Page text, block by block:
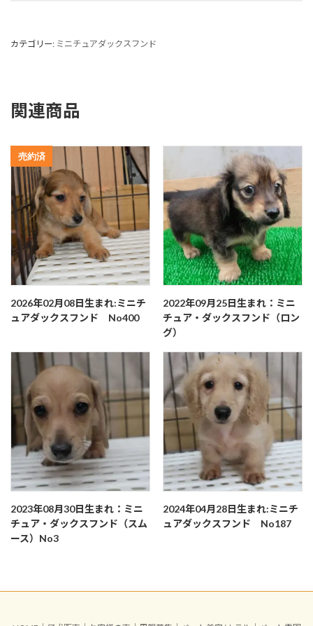
カテゴリー: ミニチュアダックスフンド
関連商品
売約済
2026年02月08日生まれ:ミニチ
ュアダックスフンド No400
2022年09月25日生まれ：ミニ
チュア・ダックスフンド（ロン
グ）
2023年08月30日生まれ：ミニ
チュア・ダックスフンド（スム
ース）No3
2024年04月28日生まれ:ミニチ
ュアダックスフンド No187